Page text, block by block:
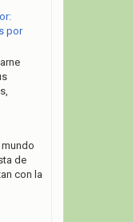
por
de
con la